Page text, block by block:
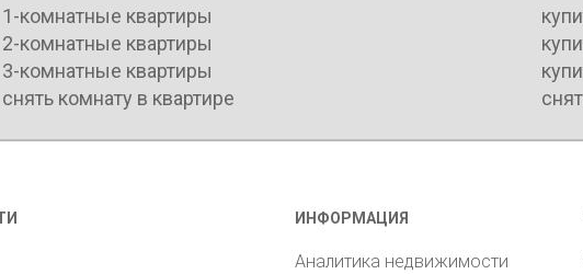
1-комнатные квартиры
2-комнатные квартиры
3-комнатные квартиры
снять комнату в квартире
ИНФОРМАЦИЯ
Аналитика недвижимости